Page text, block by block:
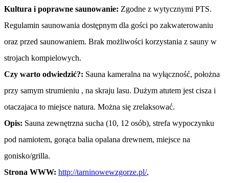
Kultura i poprawne saunowanie: Zgodne z wytycznymi PTS.
Regulamin saunowania dostępnym dla gości po zakwaterowaniu
oraz przed saunowaniem. Brak możliwości korzystania z sauny w
strojach kompielowych.
Czy warto odwiedzić?: Sauna kameralna na wyłączność, położna
przy samym strumieniu , na skraju lasu. Dużym atutem jest cisza i
otaczajaca to miejsce natura. Można się zrelaksować.
Opis: Sauna zewnętrzna sucha (10, 12 osób), strefa wypoczynku
pod namiotem, gorąca balia opalana drewnem, miejsce na
gonisko/grilla.
Strona WWW: http://tarninowewzgorze.pl/,